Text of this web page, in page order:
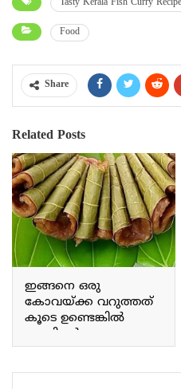
Tasty Kerala Fish Curry
Food
Share
Related Posts
ഇങ്ങനെ ഒരു
കോവയ്ക്ക വറുത്തത്
കൂടെ ഉണ്ടെങ്കിൽ
എന്തിന്റെ കൂടെ
കഴിക്കാം With a dish like